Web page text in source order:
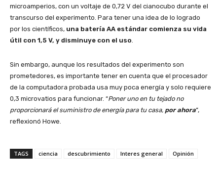
microamperios, con un voltaje de 0,72 V del cianocubo durante el
transcurso del experimento. Para tener una idea de lo logrado
por los científicos, una batería AA estándar comienza su vida
útil con 1,5 V, y disminuye con el uso
Sin embargo, aunque los resultados del experimento son
prometedores, es importante tener en cuenta que el procesador
de la computadora probada usa muy poca energía y solo requiere
0,3 microvatios para funcionar. “Poner uno en tu tejado no
proporcionará el suministro de energía para tu casa, por ahora”,
reflexionó Howe.
TAGS ciencia descubrimiento Interes general Opinión